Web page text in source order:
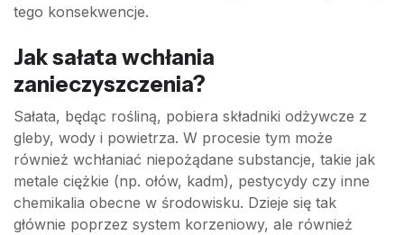
tego konsekwencje.
Jak sałata wchłania
zanieczyszczenia?
Sałata, będąc rośliną, pobiera składniki odżywcze z
gleby, wody i powietrza. W procesie tym może
również wchłaniać niepożądane substancje, takie jak
metale ciężkie (np. ołów, kadm), pestycydy czy inne
chemikalia obecne w środowisku. Dzieje się tak
głównie poprzez system korzeniowy, ale również